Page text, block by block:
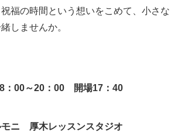
福の時間という想いをこめて、小さな
しませんか。
：00～20：00 開場17：40
モニ 厚木レッスンスタジオ